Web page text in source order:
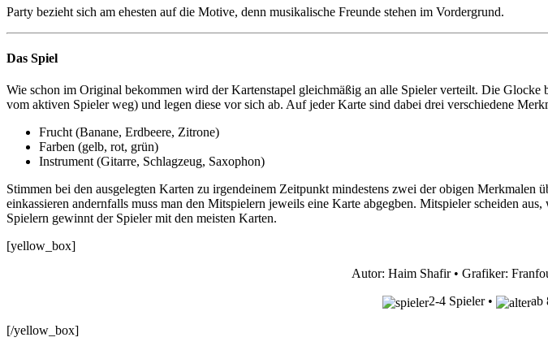
Party bezieht sich am ehesten auf die Motive, denn musikalische Freunde stehen im Vordergrund.
Das Spiel
Wie schon im Original bekommen wird der Kartenstapel gleichmäßig an alle Spieler verteilt. Die
vom aktiven Spieler weg) und legen diese vor sich ab. Auf jeder Karte sind dabei drei verschiedene
Frucht (Banane, Erdbeere, Zitrone)
Farben (gelb, rot, grün)
Instrument (Gitarre, Schlagzeug, Saxophon)
Stimmen bei den ausgelegten Karten zu irgendeinem Zeitpunkt mindestens zwei der obigen
einkassieren andernfalls muss man den Mitspielern jeweils eine Karte abgegben. Mitspieler scheiden
Spielern gewinnt der Spieler mit den meisten Karten.
[yellow_box]
Autor: Haim Shafir • Grafiker:
2-4 Spieler •
ab
[/yellow_box]